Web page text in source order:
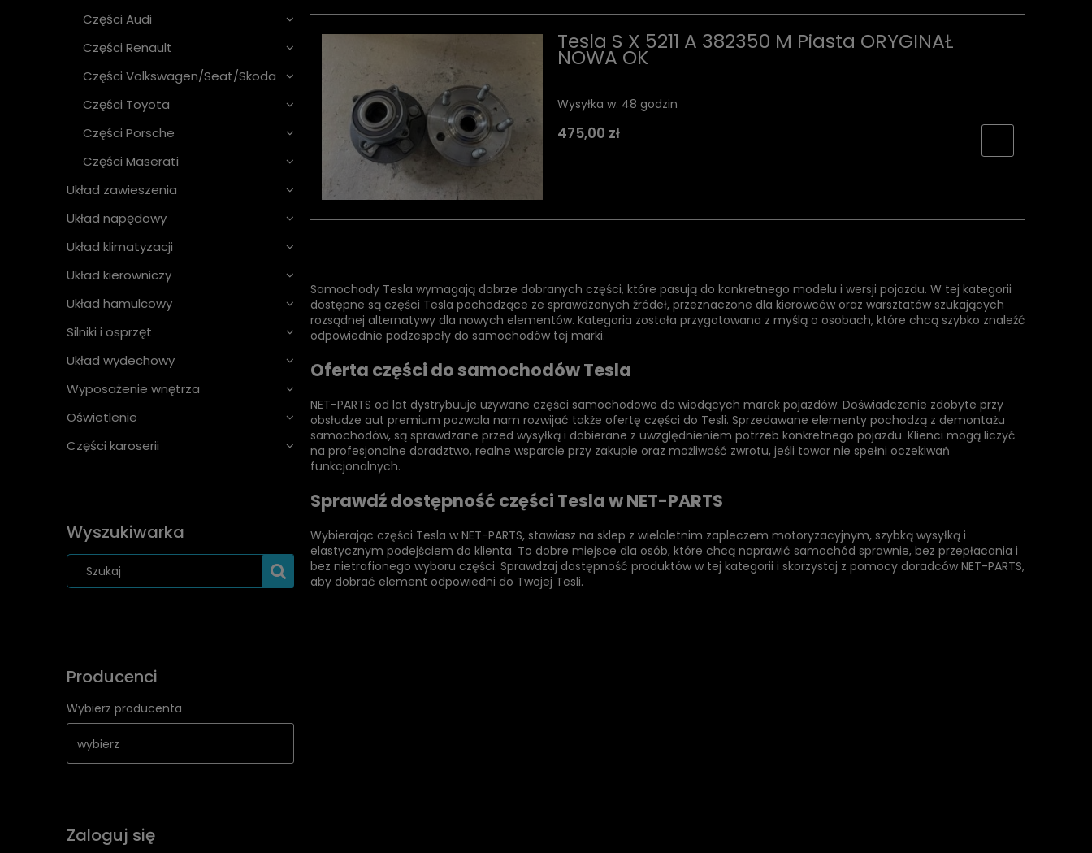
Części Audi
Części Renault
Części Volkswagen/Seat/Skoda
Części Toyota
Części Porsche
Części Maserati
Układ zawieszenia
Układ napędowy
Układ klimatyzacji
Układ kierowniczy
Układ hamulcowy
Silniki i osprzęt
Układ wydechowy
Wyposażenie wnętrza
Oświetlenie
Części karoserii
Wyszukiwarka
Producenci
Wybierz producenta
Zaloguj się
Tesla S X 5211 A 382350 M Piasta ORYGINAŁ
NOWA OK
Wysyłka w: 48 godzin
475,00 zł
Samochody Tesla wymagają dobrze dobranych części, które pasują do konkretnego modelu i wersji pojazdu. W tej kategorii
dostępne są części Tesla pochodzące ze sprawdzonych źródeł, przeznaczone dla kierowców oraz warsztatów szukających
rozsądnej alternatywy dla nowych elementów. Kategoria została przygotowana z myślą o osobach, które chcą szybko znaleźć
odpowiednie podzespoły do samochodów tej marki.
Oferta części do samochodów Tesla
NET-PARTS od lat dystrybuuje używane części samochodowe do wiodących marek pojazdów. Doświadczenie zdobyte przy
obsłudze aut premium pozwala nam rozwijać także ofertę części do Tesli. Sprzedawane elementy pochodzą z demontażu
samochodów, są sprawdzane przed wysyłką i dobierane z uwzględnieniem potrzeb konkretnego pojazdu. Klienci mogą liczyć
na profesjonalne doradztwo, realne wsparcie przy zakupie oraz możliwość zwrotu, jeśli towar nie spełni oczekiwań
funkcjonalnych.
Sprawdź dostępność części Tesla w NET-PARTS
Wybierając części Tesla w NET-PARTS, stawiasz na sklep z wieloletnim zapleczem motoryzacyjnym, szybką wysyłką i
elastycznym podejściem do klienta. To dobre miejsce dla osób, które chcą naprawić samochód sprawnie, bez przepłacania i
bez nietrafionego wyboru części. Sprawdzaj dostępność produktów w tej kategorii i skorzystaj z pomocy doradców NET-PARTS,
aby dobrać element odpowiedni do Twojej Tesli.